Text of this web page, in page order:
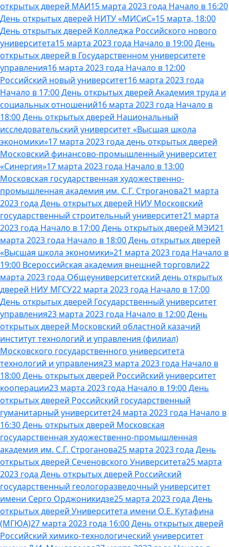
открытых дверей МАИ15 марта 2023 года Начало в 16:20
День открытых дверей НИТУ «МИСиС»15 марта, 18:00
День открытых дверей Колледжа Российского нового
университета15 марта 2023 года Начало в 19:00 День
открытых дверей в Государственном университете
управления16 марта 2023 года Начало в 12:00
Российский новый университет16 марта 2023 года
Начало в 17:00 День открытых дверей Академия труда и
социальных отношений16 марта 2023 года Начало в
18:00 День открытых дверей Национальный
исследовательский университет «Высшая школа
экономики»17 марта 2023 года день открытых дверей
Московский финансово-промышленный университет
«Синергия»17 марта 2023 года Начало в 13:00
Московская государственная художественно-
промышленная академия им. С.Г. Строганова21 марта
2023 года День открытых дверей НИУ Московский
государственный строительный университет21 марта
2023 года Начало в 17:00 День открытых дверей МЭИ21
марта 2023 года Начало в 18:00 День открытых дверей
«Высшая школа экономики»21 марта 2023 года Начало в
19:00 Всероссийская академия внешней торговли22
марта 2023 года Общеуниверситетский день открытых
дверей НИУ МГСУ22 марта 2023 года Начало в 17:00
День открытых дверей Государственный университет
управления23 марта 2023 года Начало в 12:00 День
открытых дверей Московский областной казачий
институт технологий и управления (филиал)
Московского государственного университета
технологий и управления23 марта 2023 года Начало в
18:00 День открытых дверей Российский университет
кооперации23 марта 2023 года Начало в 19:00 День
открытых дверей Российский государственный
гуманитарный университет24 марта 2023 года Начало в
16:30 День открытых дверей Московская
государственная художественно-промышленная
академия им. С.Г. Строганова25 марта 2023 года День
открытых дверей Сеченовского Университета25 марта
2023 года День открытых дверей Российский
государственный геологоразведочный университет
имени Серго Орджоникидзе25 марта 2023 года День
открытых дверей Университета имени О.Е. Кутафина
(МГЮА)27 марта 2023 года 16:00 День открытых дверей
Российский химико-технологический университет